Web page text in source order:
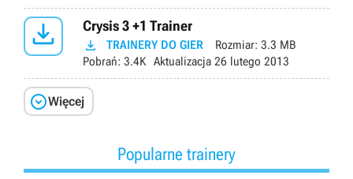
 Crysis 3 +1 Trainer
 TRAINERY DO GIER Rozmiar: 3.3 MB
Pobrań: 3.4K Aktualizacja 26 lutego 2013
Więcej
Popularne trainery